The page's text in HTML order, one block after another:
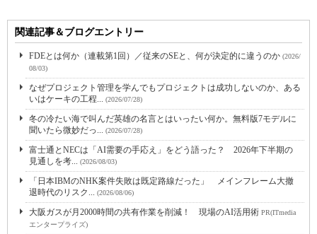
関連記事＆ブログエントリー
FDEとは何か（連載第1回）／従来のSEと、何が決定的に違うのか (2026/
08/03)
なぜプロジェクト管理を学んでもプロジェクトは成功しないのか、ある
いはケーキの工程...
(2026/07/28)
冬の冷たい海で叫んだ英雄の名言とはいったい何か。無料版7モデルに
聞いたら微妙だっ...
(2026/07/28)
富士通とNECは「AI需要の手応え」をどう語った？ 2026年下半期の
見通しを考...
(2026/08/03)
「日本IBMのNHK案件失敗は既定路線だった」 メインフレーム大撤
退時代のリスク...
(2026/08/06)
大阪ガスが月2000時間の共有作業を削減！ 現場のAI活用術 PR(ITmedia
エンタープライズ)